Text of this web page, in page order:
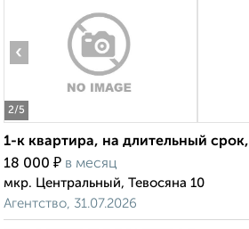
2/5
‹
1-к квартира, на длительный
18 000 ₽ в месяц
мкр. Центральный, Тевосяна 10
Агентство, 31.07.2026